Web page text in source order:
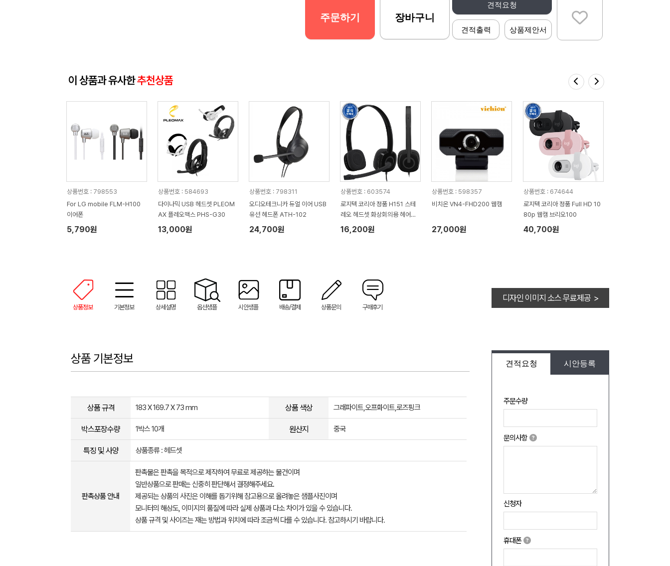
견적요청
견적출력 상품제안서
주문하기 장바구니
이 상품과 유사한추천상품
상품번호 : 798553
For LG mobile FLM-H100
이어폰
5,790원
상품번호 : 584693
다이나믹 USB 헤드셋 PLEOM
AX 플레오맥스 PHS-G30
13,000원
상품번호 : 798311
오디오테크니카 듀얼 이어 USB
유선 헤드폰 ATH-102
24,700원
상품번호 : 603574
로지텍 코리아 정품 H151 스테
레오 헤드셋 화상회의용 헤어밴
드형
16,200원
상품번호 : 598357
비치온 VN4-FHD200 웹캠
27,000원
상품번호 : 674644
로지텍 코리아 정품 Full HD 10
80p 웹캠 브리오100
40,700원
상품정보 기본정보 상세설명 옵션샘플 시안샘플 배송/결제 상품문의 구매후기
디자인 이미지 소스 무료제공 >
견적요청 시안등록
주문수량
문의사항
신청자
휴대폰
상품 기본정보
상품 규격 183 X 169.7 X 73 mm 상품 색상 그래파이트,오프화이트,로즈핑크
박스포장수량 1박스 10개 원산지 중국
특징 및 사양 상품종류 : 헤드셋
판촉상품 안내
판촉물은 판촉을 목적으로 제작하여 무료로 제공하는 물건이며
일반상품으로 판매는 신중히 판단해서 결정해주세요.
제공되는 상품의 사진은 이해를 돕기위해 참고용으로 올려놓은 샘플사진이며
모니터의 해상도, 이미지의 품질에 따라 실제 상품과 다소 차이가 있을 수 있습니다.
상품 규격 및 사이즈는 재는 방법과 위치에 따라 조금씩 다를 수 있습니다. 참고하시기 바랍니다.